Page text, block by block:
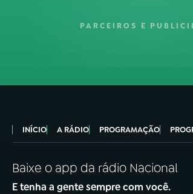
PARCEIROS E
INÍCIO A RÁDIO PROGRAMAÇÃO
Baixe o app da rádio Nacional
E tenha a gente sempre com você.